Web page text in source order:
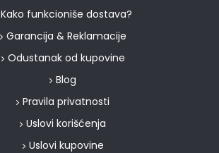
Kako funkcioniše dostava?
Garancija & Reklamacije
Odustanak od kupovine
Blog
Pravila privatnosti
Uslovi korišćenja
Uslovi kupovine